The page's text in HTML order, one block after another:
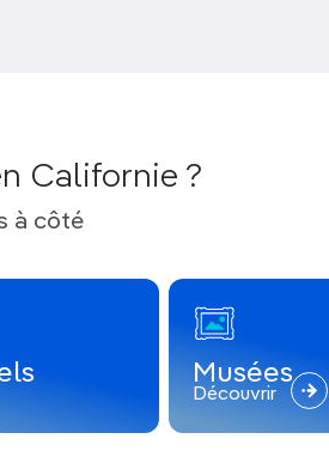
Californie ?
à côté
Musées
Découvrir